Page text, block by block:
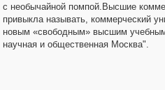
с необычайной помпой.Высшие
привыкла называть, коммерческий
новым «свободным» высшим
научная и общественная Москва".